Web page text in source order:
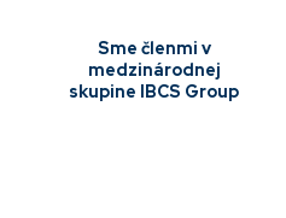
Sme členmi v
medzinárodnej
skupine IBCS Group